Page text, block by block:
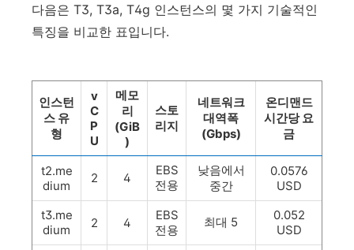
다음은 T3, T3a, T4g 인스턴스의 몇 가지 기술적인
특징을 비교한 표입니다.
인스턴
스 유
형
v
C
P
U
메모
리
(GiB
)
스토
리지
네트워크
대역폭
(Gbps)
온디맨드
시간당 요
금
t2.me
dium
2 4
EBS
전용
낮음에서
중간
0.0576
USD
t3.me
dium
2 4
EBS
전용
최대 5
0.052
USD